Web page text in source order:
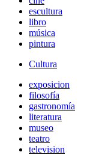
escultura
libro
música
pintura
Cultura
exposicion
filosofía
gastronomía
literatura
museo
teatro
television